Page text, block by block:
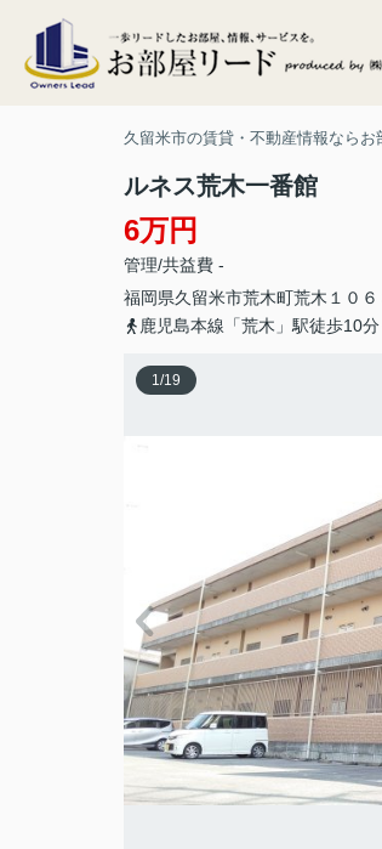
久留米市の賃貸・不動産情報ならお
ルネス荒木一番館
6万円
管理/共益費 -
福岡県久留米市荒木町荒木 １０６
鹿児島本線「荒木」駅徒歩10分
1/19